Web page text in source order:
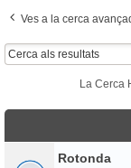
Ves a la cerca
La Cerca
Rotonda